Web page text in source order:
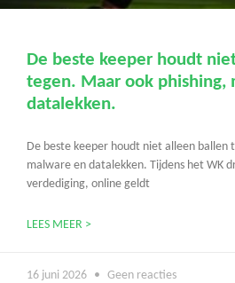
De beste keeper houdt
tegen. Maar ook phishing,
datalekken.
De beste keeper houdt niet alleen ballen
malware en datalekken. Tijdens het WK
verdediging, online geldt
LEES MEER >
16 juni 2026 Geen reacties